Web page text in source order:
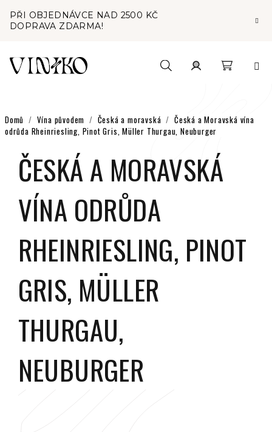
obsah
PŘI OBJEDNÁVCE NAD 2500 KČ
DOPRAVA ZDARMA!
košík
Domů / Vína původem / Česká a moravská / Česká a Moravská vína
odrůda Rheinriesling, Pinot Gris, Müller Thurgau, Neuburger
ČESKÁ A MORAVSKÁ
VÍNA ODRŮDA
RHEINRIESLING, PINOT
GRIS, MÜLLER
THURGAU,
NEUBURGER